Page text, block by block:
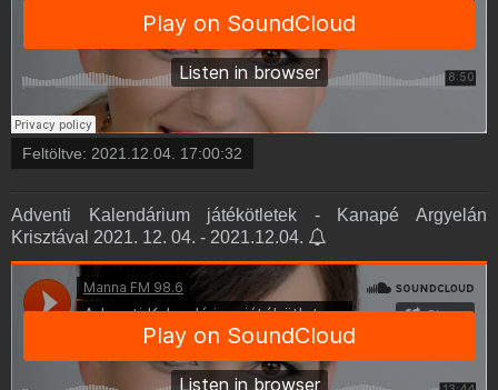
Feltöltve: 2021.12.04. 17:00:32
Adventi Kalendárium játékötletek - Kanapé Argyelán
Krisztával 2021. 12. 04. - 2021.12.04.